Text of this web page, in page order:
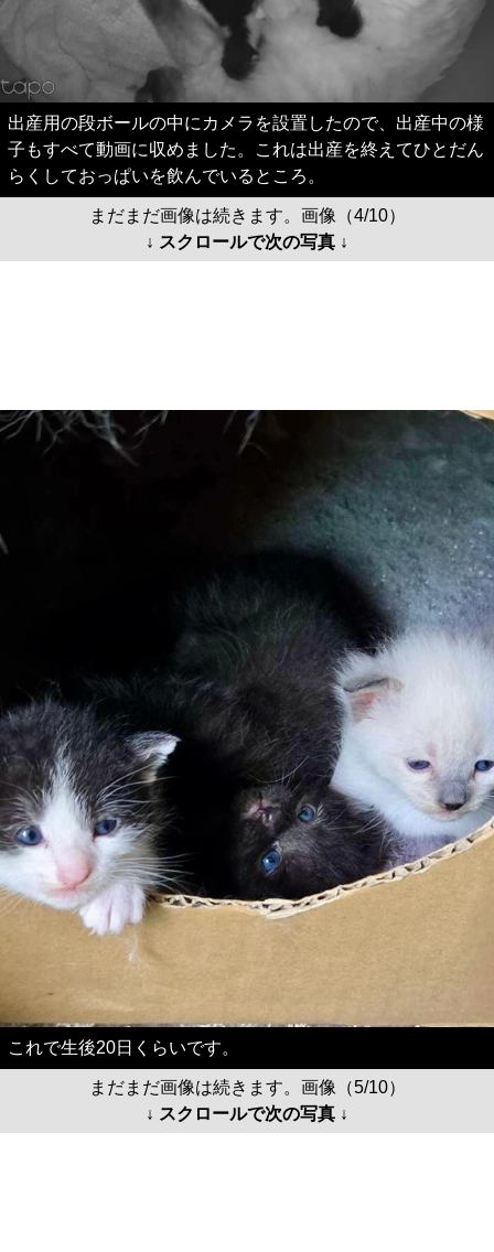
出産用の段ボールの中にカメラを設置したので、出産中の様
子もすべて動画に収めました。これは出産を終えてひとだん
らくしておっぱいを飲んでいるところ。
まだまだ画像は続きます。画像（4/10）
↓ スクロールで次の写真 ↓
これで生後20日くらいです。
まだまだ画像は続きます。画像（5/10）
↓ スクロールで次の写真 ↓